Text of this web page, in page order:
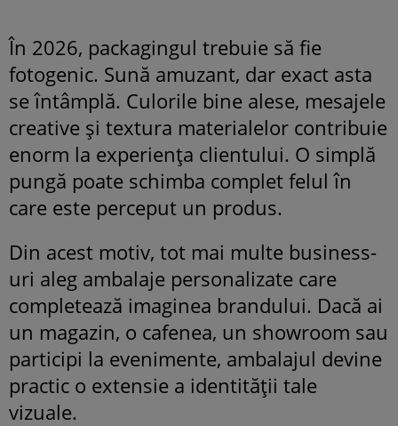
În 2026, packagingul trebuie să fie
fotogenic. Sună amuzant, dar exact asta
se întâmplă. Culorile bine alese, mesajele
creative și textura materialelor contribuie
enorm la experiența clientului. O simplă
pungă poate schimba complet felul în
care este perceput un produs.
Din acest motiv, tot mai multe business-
uri aleg ambalaje personalizate care
completează imaginea brandului. Dacă ai
un magazin, o cafenea, un showroom sau
participi la evenimente, ambalajul devine
practic o extensie a identității tale
vizuale.